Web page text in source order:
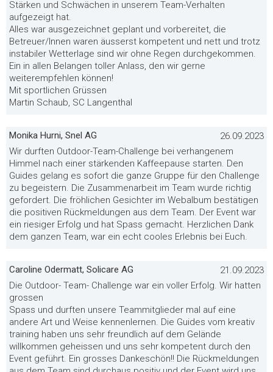
Stärken und Schwächen in unserem Team-Verhalten
aufgezeigt hat.
Alles war ausgezeichnet geplant und vorbereitet, die
Betreuer/Innen waren äusserst kompetent und nett und trotz
instabiler Wetterlage sind wir ohne Regen durchgekommen.
Ein in allen Belangen toller Anlass, den wir gerne
weiterempfehlen können!
Mit sportlichen Grüssen
Martin Schaub, SC Langenthal
Monika Hurni, Snel AG
26.09.2023
Wir durften Outdoor-Team-Challenge bei verhangenem
Himmel nach einer stärkenden Kaffeepause starten. Den
Guides gelang es sofort die ganze Gruppe für den Challenge
zu begeistern. Die Zusammenarbeit im Team wurde richtig
gefordert. Die fröhlichen Gesichter im Webalbum bestätigen
die positiven Rückmeldungen aus dem Team. Der Event war
ein riesiger Erfolg und hat Spass gemacht. Herzlichen Dank
dem ganzen Team, war ein echt cooles Erlebnis bei Euch.
Caroline Odermatt, Solicare AG
21.09.2023
Die Outdoor- Team- Challenge war ein voller Erfolg. Wir hatten
grossen
Spass und durften unsere Teammitglieder mal auf eine
andere Art und Weise kennenlernen. Die Guides vom kreativ
training haben uns sehr freundlich auf dem Gelände
willkommen geheissen und uns sehr kompetent durch den
Event geführt. Ein grosses Dankeschön!! Die Rückmeldungen